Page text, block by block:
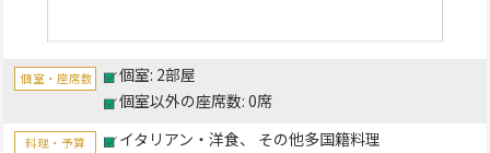
個室・座席数
個室: 2部屋
個室以外の座席数: 0席
料理・予算 イタリアン・洋食
その他多国籍料理